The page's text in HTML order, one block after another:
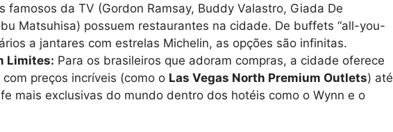
famosos da TV (Gordon Ramsay, Buddy Valastro, Giada De
Matsuhisa) possuem restaurantes na cidade. De buffets “all-you-
a jantares com estrelas Michelin, as opções são infinitas.
Limites: Para os brasileiros que adoram compras, a cidade oferece
preços incríveis (como o Las Vegas North Premium Outlets) até
mais exclusivas do mundo dentro dos hotéis como o Wynn e o